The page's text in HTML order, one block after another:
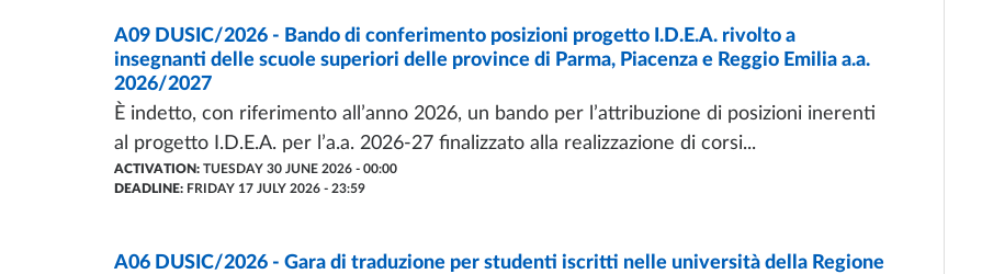
CALL OF PROPOSAL- LAST UPDATE:22/07/2026
A09 DUSIC/2026 - Bando di conferimento posizioni progetto I.D.E.A. rivolto a
insegnanti delle scuole superiori delle province di Parma, Piacenza e Reggio Emilia a.a.
2026/2027
È indetto, con riferimento all’anno 2026, un bando per l’attribuzione di posizioni inerenti
al progetto I.D.E.A. per l’a.a. 2026-27 finalizzato alla realizzazione di corsi...
ACTIVATION: TUESDAY 30 JUNE 2026 - 00:00
DEADLINE: FRIDAY 17 JULY 2026 - 23:59
CALL OF PROPOSAL- LAST UPDATE: 05/05/2026
A06 DUSIC/2026 - Gara di traduzione per studenti iscritti nelle università della Regione